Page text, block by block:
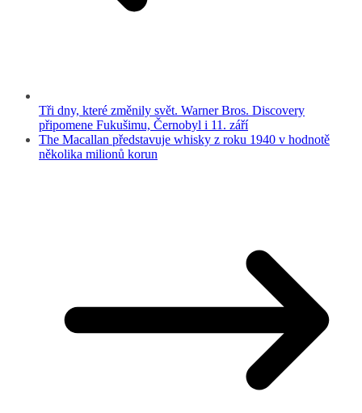
Tři dny, které změnily svět. Warner Bros. Discovery
připomene Fukušimu, Černobyl i 11. září
The Macallan představuje whisky z roku 1940 v hodnotě
několika milionů korun